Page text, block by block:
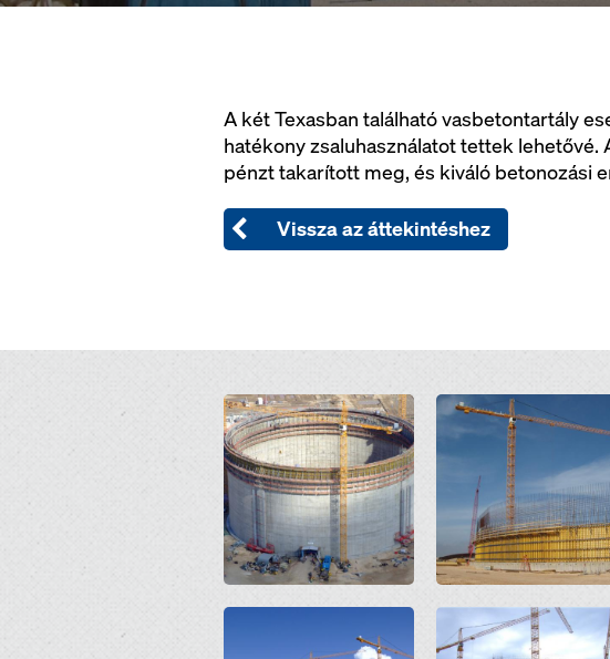
A két Texasban található vasbetontartály
hatékony zsaluhasználatot tettek lehetővé.
pénzt takarított meg, és kiváló betonozási
Vissza az áttekintéshez
Open Open
Open Open